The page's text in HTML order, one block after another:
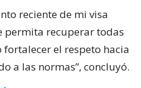
reciente de mi visa
permita recuperar todas
el respeto hacia
a las normas”, concluyó.